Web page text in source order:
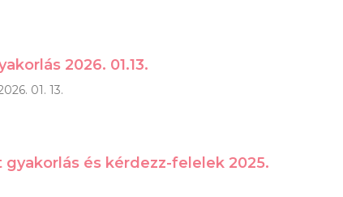
2026. 01.13.
01. 13.
és kérdezz-felelek 2025.